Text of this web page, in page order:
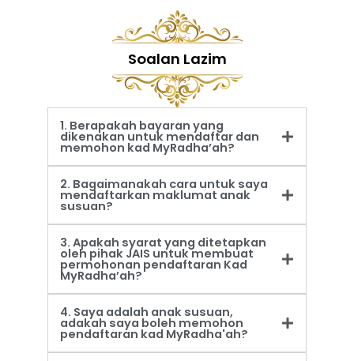
Soalan Lazim
1. Berapakah bayaran yang
dikenakan untuk mendaftar dan
memohon kad MyRadha’ah?
2. Bagaimanakah cara untuk saya
mendaftarkan maklumat anak
susuan?
3. Apakah syarat yang ditetapkan
oleh pihak JAIS untuk membuat
permohonan pendaftaran Kad
MyRadha’ah?
4. Saya adalah anak susuan,
adakah saya boleh memohon
pendaftaran kad MyRadha'ah?